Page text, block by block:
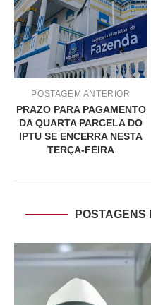
POSTAGEM ANTERIOR
PRAZO PARA PAGAMENTO
DA QUARTA PARCELA DO
IPTU SE ENCERRA NESTA
TERÇA-FEIRA